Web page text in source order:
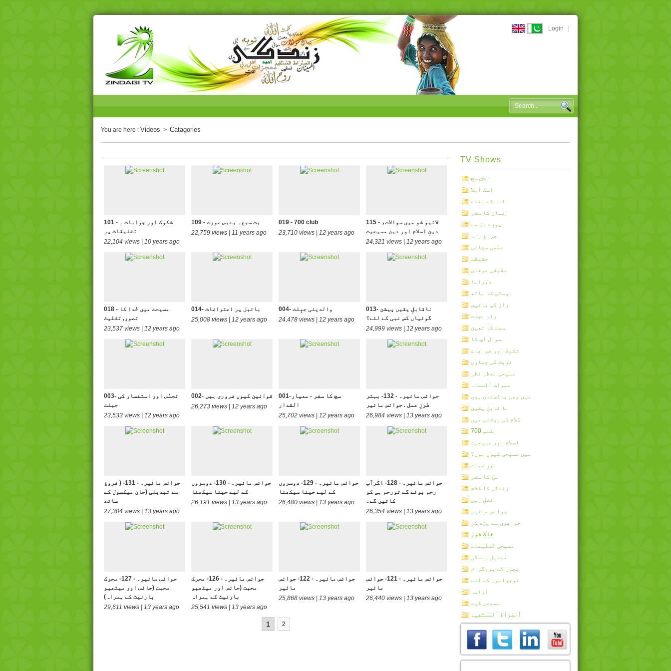
Login
You are here : Videos > Catagories
101 - شکوک اور جوابات ۔
تخلیقات پر
22,104 views | 10 years ago
109 - بت سبع۔ بےبس عورت
22,759 views | 11 years ago
019 - 700 club
23,710 views | 12 years ago
115 - لائیو شو میں سوالات،
دینِ اسلام اور دین مسیحیت
24,321 views | 12 years ago
018 - مسیحت میں خُدا کا
تصور, تثلیث
23,537 views | 12 years ago
014- بائبل پر اعتراضات
25,008 views | 12 years ago
004- والدینی جبِلت
24,478 views | 12 years ago
013- ناقابلِ یقیں پیشن
گوئیاں کس نبی کے لئے؟
24,999 views | 12 years ago
003- تجسُس اور استفسار کی
جبلت
23,533 views | 12 years ago
002- قوانین کیوں ضروری ہیں
26,273 views | 12 years ago
001-سچ کا سفر - معیار
القدار
25,702 views | 12 years ago
جوائس مائیر۔ - 132- بہتر
طرزِ عمل . جوائس مائیر
26,984 views | 13 years ago
جوائس مائیر۔ - 131- ( فروغ
سے تبدیلی (جان میکسول کے
ساتھ
27,304 views | 13 years ago
جوائس مائیر۔ - 130- دوسروں
کے ليے جینا سیکھنا
26,191 views | 13 years ago
جوائس مائیر۔ - 129- دوسروں
کے ليے جینا سیکھنا
26,480 views | 13 years ago
جوائس مائیر۔ - 128- اگرآپ
رحم بوئے گے تورحم ہی کو
کاٹیں گے۔
26,354 views | 13 years ago
جوائس مائیر۔ - 127- محرک
محبت (جائس اور میتھیو
بارنیٹ کے ہمراہ)
29,611 views | 13 years ago
جوائس مائیر۔ - 126- محرک
محبت (جائس اور میتھیو
بارنیٹ کے ہمراہ
25,541 views | 13 years ago
جوائس مائیر۔ - 122- جوائس
مائیر
25,868 views | 13 years ago
جوائس مائیر۔ - 121- جوائس
مائیر
26,440 views | 13 years ago
1 2
TV Shows
تلاشِ سچ
اِسک آبلا
اللہ کے بندے
ایمان کا سفر
پورے دِل سے
چراغِ راہ
حتمی سچائی
حقیقت
حقیقی عرفان
دوراہا
دوستی کا ہاتھ
راز کی باتیں
راہِ نجات
سمت کا تعین
سوال آپ کا
شکوک اور جوابات
قربت کی چھاؤں
مسیحی نقطہِ نظر
میرات اُلنساہ
میں بھی پاکستان ہوں
نا قابلِ یقین
کلام کی روشنی میں
کلب 700
اسلام اور مسیحیت
میں مسیحی کیوں ہوں؟
نورِ حیات
سچ کا سفر
زندگی کا کلام
فضلِ رَبی
جوائس مائیر
خوابوں سے بڑھ کر
ٹاک شوز
مسیحی تَعلیمات
تبدیل زندگی
بچوں کے پروگرام
نوجوانوں کے لئے
ڈرامہ
مسیحی گیت
اُلصِّرَٲطَ اُلمُستَقِيمَ